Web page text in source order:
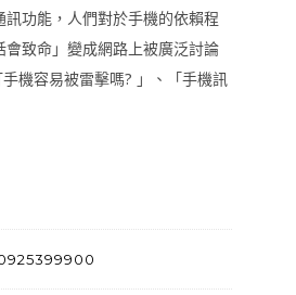
功能，人們對於手機的依賴程
致命」變成網路上被廣泛討論
機容易被雷擊嗎? 」、「手機訊